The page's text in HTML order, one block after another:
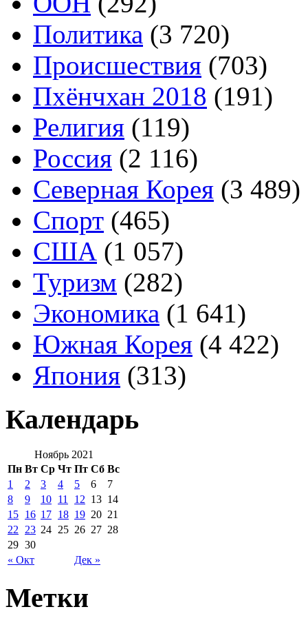
Политика (3 720)
Происшествия (703)
Пхёнчхан 2018 (191)
Религия (119)
Россия (2 116)
Северная Корея (3 489)
Спорт (465)
США (1 057)
Туризм (282)
Экономика (1 641)
Южная Корея (4 422)
Япония (313)
Календарь
Ноябрь 2021
Пн Вт Ср Чт Пт Сб Вс
« Окт Дек »
1 2 3 4 5 6
7
8
9 10 11 12 13 14
15 16 17 18 19 20 21
22
23 24 25 26 27 28
29 30
Метки